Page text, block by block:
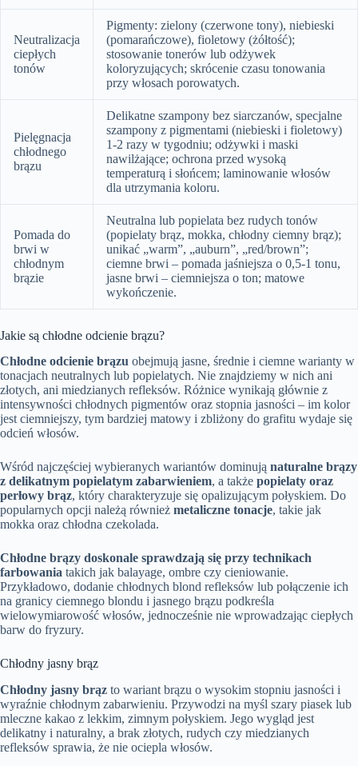
Neutralizacja
ciepłych
tonów
Pigmenty: zielony (czerwone tony), niebieski
(pomarańczowe), fioletowy (żółtość);
stosowanie tonerów lub odżywek
koloryzujących; skrócenie czasu tonowania
przy włosach porowatych.
Pielęgnacja
chłodnego
brązu
Delikatne szampony bez siarczanów, specjalne
szampony z pigmentami (niebieski i fioletowy)
1-2 razy w tygodniu; odżywki i maski
nawilżające; ochrona przed wysoką
temperaturą i słońcem; laminowanie włosów
dla utrzymania koloru.
Pomada do
brwi w
chłodnym
brązie
Neutralna lub popielata bez rudych tonów
(popielaty brąz, mokka, chłodny ciemny brąz);
unikać „warm”, „auburn”, „red/brown”;
ciemne brwi – pomada jaśniejsza o 0,5-1 tonu,
jasne brwi – ciemniejsza o ton; matowe
wykończenie.
Jakie są chłodne odcienie brązu?
Chłodne odcienie brązu obejmują jasne, średnie i ciemne warianty w
tonacjach neutralnych lub popielatych. Nie znajdziemy w nich ani
złotych, ani miedzianych refleksów. Różnice wynikają głównie z
intensywności chłodnych pigmentów oraz stopnia jasności – im kolor
jest ciemniejszy, tym bardziej matowy i zbliżony do grafitu wydaje się
odcień włosów.
Wśród najczęściej wybieranych wariantów dominują naturalne brązy
z delikatnym popielatym zabarwieniem, a także popielaty oraz
perłowy brąz, który charakteryzuje się opalizującym połyskiem. Do
popularnych opcji należą również metaliczne tonacje, takie jak
mokka oraz chłodna czekolada.
Chłodne brązy doskonale sprawdzają się przy technikach
farbowania takich jak balayage, ombre czy cieniowanie.
Przykładowo, dodanie chłodnych blond refleksów lub połączenie ich
na granicy ciemnego blondu i jasnego brązu podkreśla
wielowymiarowość włosów, jednocześnie nie wprowadzając ciepłych
barw do fryzury.
Chłodny jasny brąz
Chłodny jasny brąz to wariant brązu o wysokim stopniu jasności i
wyraźnie chłodnym zabarwieniu. Przywodzi na myśl szary piasek lub
mleczne kakao z lekkim, zimnym połyskiem. Jego wygląd jest
delikatny i naturalny, a brak złotych, rudych czy miedzianych
refleksów sprawia, że nie ociepla włosów.